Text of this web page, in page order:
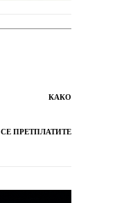
КАКО
СЕ ПРЕТПЛАТИТЕ